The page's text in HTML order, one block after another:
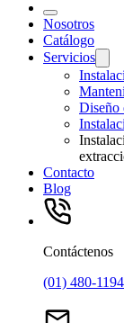
Nosotros
Catálogo
Servicios
Diseño
Contacto
Blog
Contáctenos
(01) 480-1194